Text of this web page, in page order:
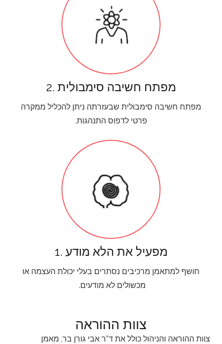
2. מפתח חשיבה סימבולית
מפתח חשיבה סימבולית שבעזרתה ניתן להכליל ממקרה
פרטי לדפוס התנהגות.
1. מפעיל את הלא מודע
חושף למתאמן מרכיבים נסתרים בעלי יכולת העצמה או
מכשולים לא מודעים.
צוות ההוראה
צוות ההוראה והניהול כולל את ד”ר אבי גורן בר, מאמן